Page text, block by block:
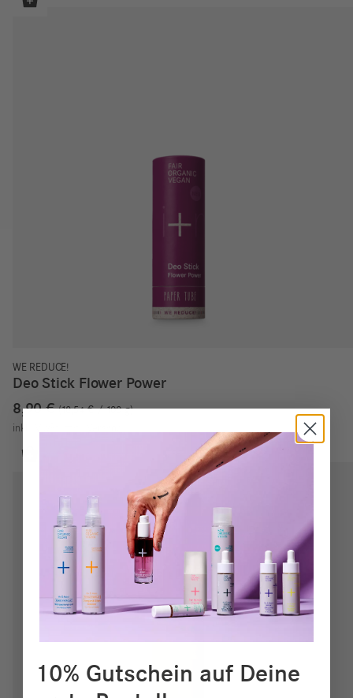
WE REDUCE!
Deo Stick Flower Power
8,90€ 18,54€/100 g
inkl. MwSt.
10% Gutschein auf Deine